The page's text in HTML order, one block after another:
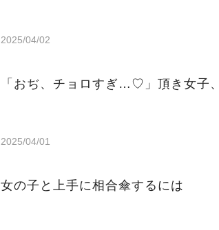
2025/04/02
「おぢ、チョロすぎ…♡」頂き女子
2025/04/01
女の子と上手に相合傘するには